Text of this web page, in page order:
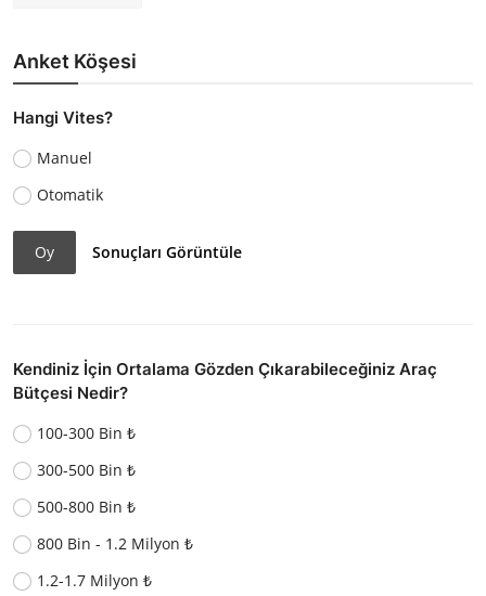
Anket Köşesi
Hangi Vites?
Manuel
Otomatik
Oy Sonuçları Görüntüle
Kendiniz İçin Ortalama Gözden Çıkarabileceğiniz Araç
Bütçesi Nedir?
100-300 Bin ₺
300-500 Bin ₺
500-800 Bin ₺
800 Bin - 1.2 Milyon ₺
1.2-1.7 Milyon ₺